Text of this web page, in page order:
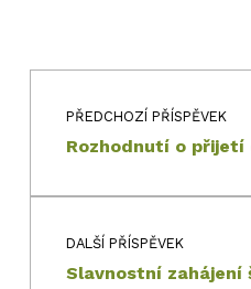
Skip back to main navigation
Navigace pro příspěvek
PŘEDCHOZÍ PŘÍSPĚVEK
Rozhodnutí o přijetí
DALŠÍ PŘÍSPĚVEK
Slavnostní zahájení